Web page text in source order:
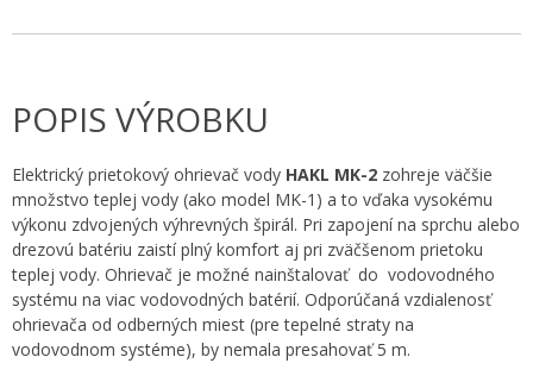
POPIS VÝROBKU
Elektrický prietokový ohrievač vody HAKL MK-2 zohreje väčšie
množstvo teplej vody (ako model MK-1) a to vďaka vysokému
výkonu zdvojených výhrevných špirál. Pri zapojení na sprchu alebo
drezovú batériu zaistí plný komfort aj pri zväčšenom prietoku
teplej vody. Ohrievač je možné nainštalovať do vodovodného
systému na viac vodovodných batérií. Odporúčaná vzdialenosť
ohrievača od odberných miest (pre tepelné straty na
vodovodnom systéme), by nemala presahovať 5 m.